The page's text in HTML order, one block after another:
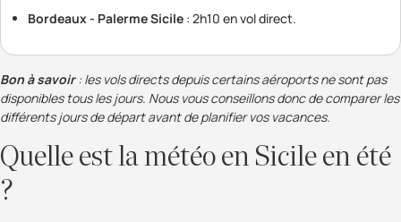
Bordeaux - Palerme Sicile : 2h10 en vol direct.
Bon à savoir: les vols directs depuis certains aéroports ne sont pas
disponibles tous les jours. Nous vous conseillons donc de comparer les
différents jours de départ avant de planifier vos vacances.
Quelle est la météo en Sicile en été
?